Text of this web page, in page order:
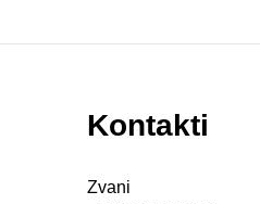
Kontakti
Zvani